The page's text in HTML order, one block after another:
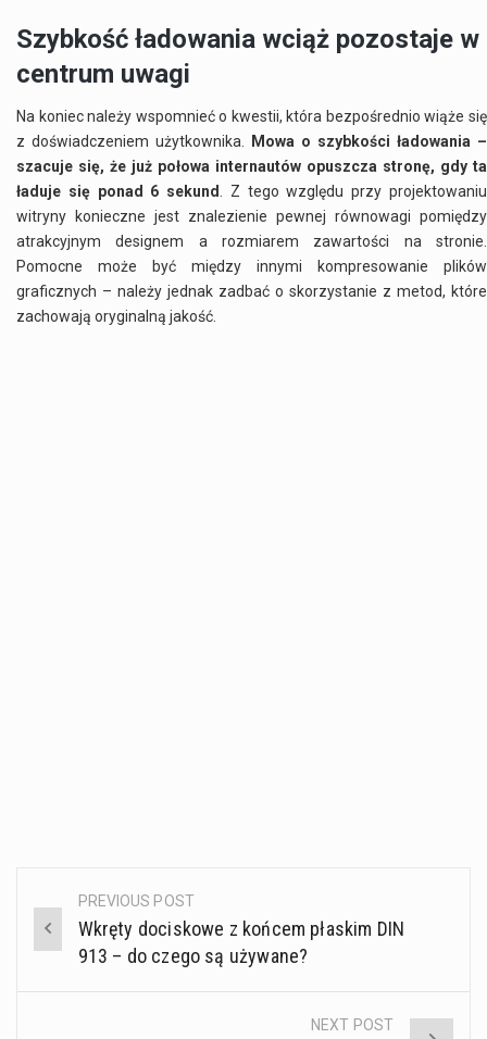
Szybkość ładowania wciąż pozostaje w
centrum uwagi
Na koniec należy wspomnieć o kwestii, która bezpośrednio wiąże się
z doświadczeniem użytkownika.
Mowa o szybkości ładowania –
szacuje się, że już połowa internautów opuszcza stronę, gdy ta
ładuje się ponad 6 sekund. Z tego względu przy projektowaniu
witryny konieczne jest znalezienie pewnej równowagi pomiędzy
atrakcyjnym designem a rozmiarem zawartości na stronie.
Pomocne może być między innymi kompresowanie plików
graficznych – należy jednak zadbać o skorzystanie z metod, które
zachowają oryginalną jakość.
Post
navigation
PREVIOUS POST
Wkręty dociskowe z końcem płaskim DIN
913 – do czego są używane?
NEXT POST